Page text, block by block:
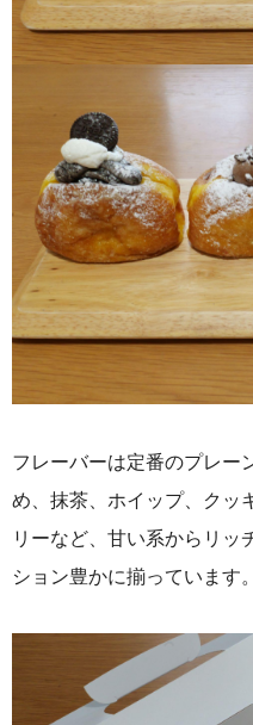
フレーバーは定番のプレー
め、抹茶、ホイップ、クッ
リーなど、甘い系からリッ
ション豊かに揃っています。